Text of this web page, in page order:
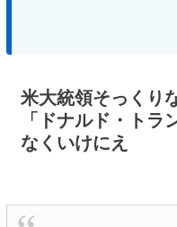
米大統領そっくり
「ドナルド・トラ
なくいけにえ